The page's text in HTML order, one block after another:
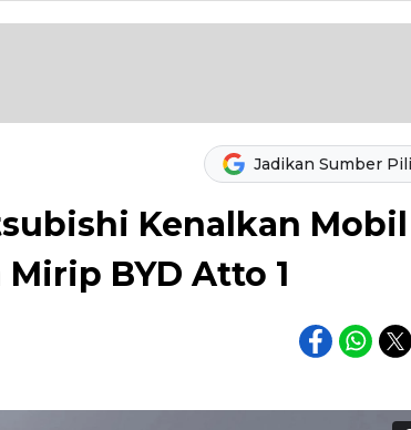
Jadikan Sumber
Kenalkan Mobil
BYD Atto 1